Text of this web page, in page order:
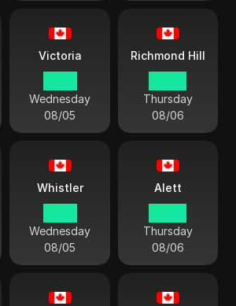
Victoria
Wednesday
08/05
Richmond Hill
Thursday
08/06
Whistler
Wednesday
08/05
Alett
Thursday
08/06